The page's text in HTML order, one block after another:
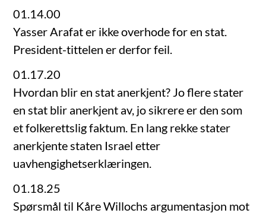
01.14.00
Yasser Arafat er ikke overhode for en stat.
President-tittelen er derfor feil.
01.17.20
Hvordan blir en stat anerkjent? Jo flere stater
en stat blir anerkjent av, jo sikrere er den som
et folkerettslig faktum. En lang rekke stater
anerkjente staten Israel etter
uavhengighetserklæringen.
01.18.25
Spørsmål til Kåre Willochs argumentasjon mot